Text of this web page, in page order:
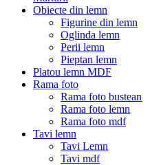
Obiecte din lemn
Figurine din lemn
Oglinda lemn
Perii lemn
Pieptan lemn
Platou lemn MDF
Rama foto
Rama foto bustean
Rama foto lemn
Rama foto mdf
Tavi lemn
Tavi Lemn
Tavi mdf